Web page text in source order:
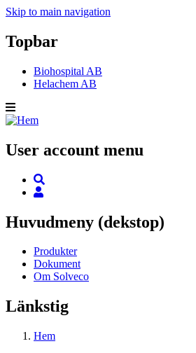
Skip to main navigation
Topbar
Biohospital AB
Helachem AB
User account menu
Huvudmeny (dekstop)
Produkter
Dokument
Om Solveco
Länkstig
Hem